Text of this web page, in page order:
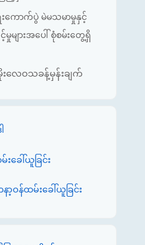
ောက်ပွဲ မဲမသမာမှုနှင့်
မှုများအပေါ် စုံစမ်းတွေ့ရှိ
းလေဝသခန့်မှန်းချက်
းခေါ်ယူခြင်း
ာ့ဝန်ထမ်းခေါ်ယူခြင်း